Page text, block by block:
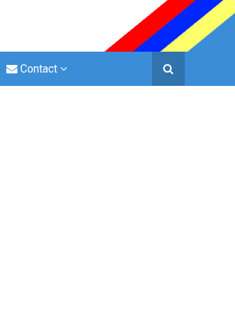
Contact
rond